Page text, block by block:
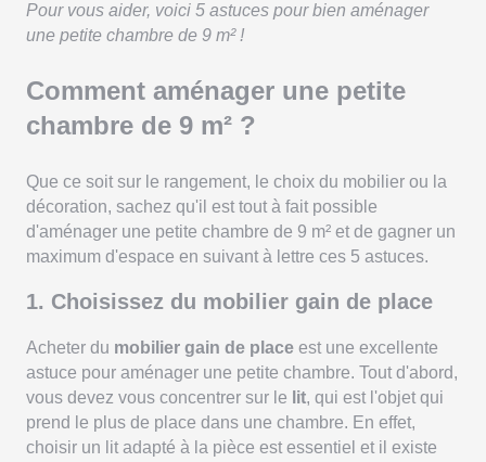
Pour vous aider, voici 5 astuces pour bien aménager
une petite chambre de 9 m² !
Comment aménager une petite
chambre de 9 m² ?
Que ce soit sur le rangement, le choix du mobilier ou la
décoration, sachez qu'il est tout à fait possible
d'aménager une petite chambre de 9 m² et de gagner un
maximum d'espace en suivant à lettre ces 5 astuces.
1. Choisissez du mobilier gain de place
Acheter du mobilier gain de place est une excellente
astuce pour aménager une petite chambre. Tout d'abord,
vous devez vous concentrer sur le lit, qui est l'objet qui
prend le plus de place dans une chambre. En effet,
choisir un lit adapté à la pièce est essentiel et il existe